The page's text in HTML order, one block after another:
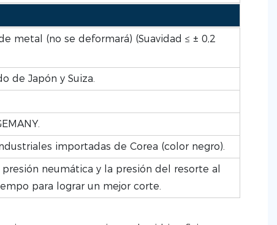
metal (no se deformará) (Suavidad ≤ ± 0,2
de Japón y Suiza.
importadas de Corea (color negro).
neumática y la presión del resorte al
para lograr un mejor corte.